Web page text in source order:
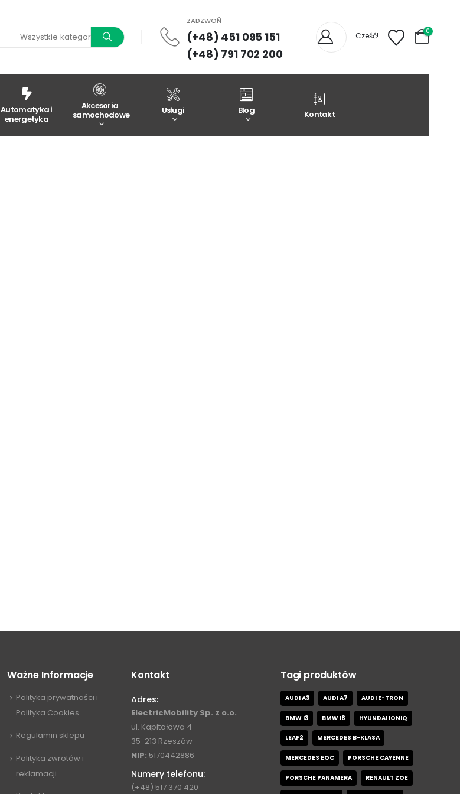
Wszystkie kategorie
ZADZWOŃ
(+48) 451 095 151
(+48) 791 702 200
Cześć! 0
Automatyka i
energetyka
Akcesoria
samochodowe
Usługi Blog Kontakt
Ważne Informacje
Polityka prywatności i
Polityka Cookies
Regulamin sklepu
Polityka zwrotów i
reklamacji
Kontakt
Adres:
ElectricMobility Sp. z o.o.
ul. Kapitałowa 4
35-213 Rzeszów
NIP: 5170442886
Numery telefonu:
(+48) 517 370 420
Tagi produktów
AUDI A3 AUDI A7 AUDI E-TRON
BMW I3 BMW I8 HYUNDAI IONIQ
LEAF2 MERCEDES B-KLASA
MERCEDES EQC PORSCHE CAYENNE
PORSCHE PANAMERA RENAULT ZOE